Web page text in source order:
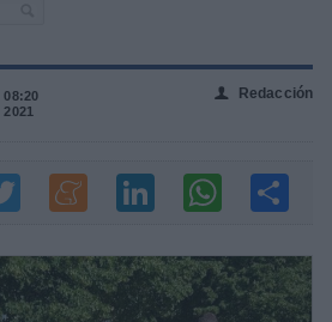
08:20
2021
👤 Redacción